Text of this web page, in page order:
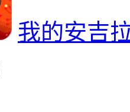
我的安吉